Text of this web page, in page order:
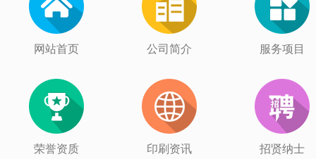
网站首页 公司简介 服务项目
荣誉资质 印刷资讯 招贤纳士